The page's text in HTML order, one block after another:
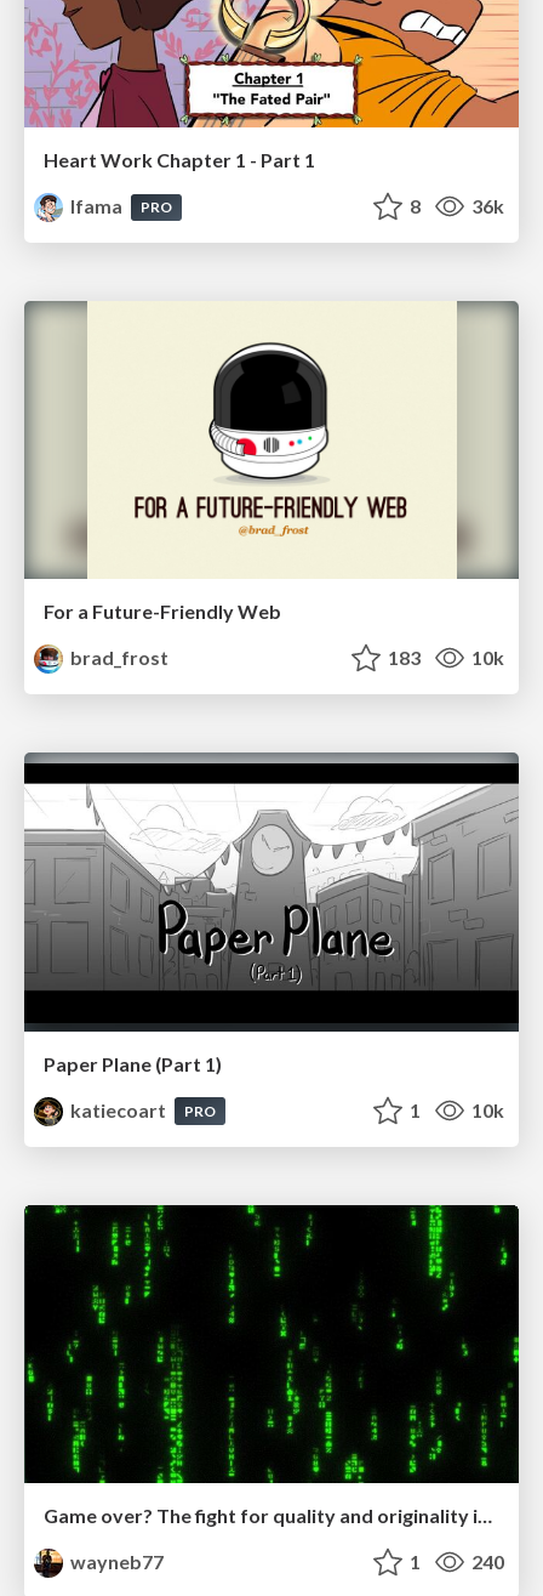
Heart Work Chapter 1 - Part 1
lfama
PRO 8 36k
For a Future-Friendly Web
brad_frost
183 10k
Paper Plane (Part 1)
katiecoart
PRO 1 10k
Game over? The fight for quality and originality in the time of robots
wayneb77
1 240